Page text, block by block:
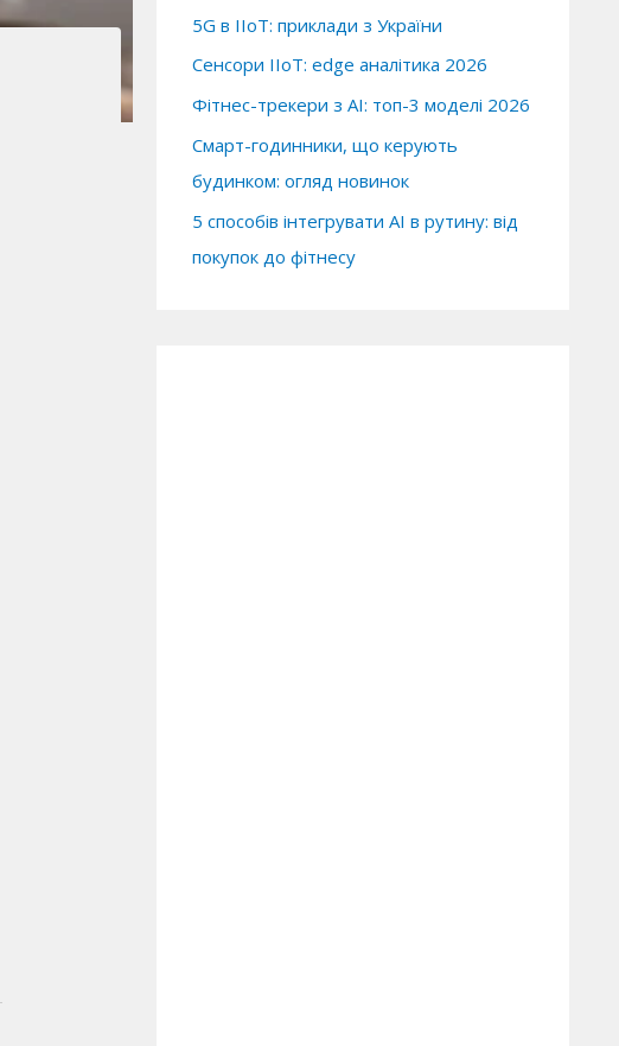
5G в IIoT: приклади з України
Сенсори IIoT: edge аналітика 2026
Фітнес-трекери з AI: топ-3 моделі 2026
Смарт-годинники, що керують
будинком: огляд новинок
5 способів інтегрувати AI в рутину: від
покупок до фітнесу